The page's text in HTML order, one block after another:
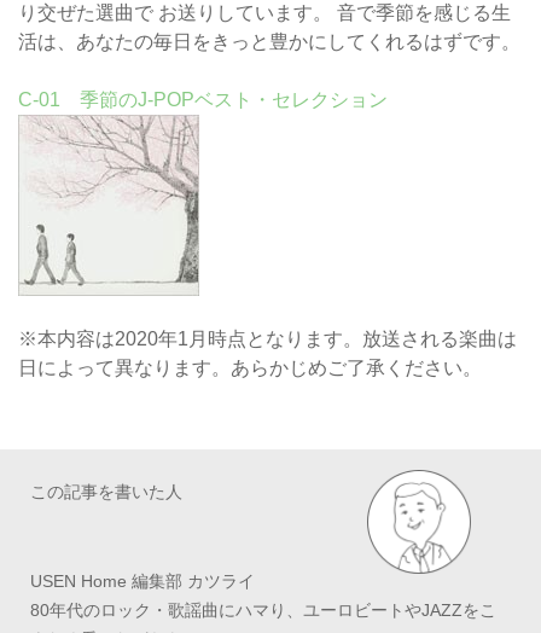
り交ぜた選曲で お送りしています。 音で季節を感じる生
活は、あなたの毎日をきっと豊かにしてくれるはずです。
C-01 季節のJ-POPベスト・セレクション
※本内容は2020年1月時点となります。放送される楽曲は
日によって異なります。あらかじめご了承ください。
この記事を書いた人
USEN Home 編集部 カツライ
80年代のロック・歌謡曲にハマり、ユーロビートやJAZZをこ